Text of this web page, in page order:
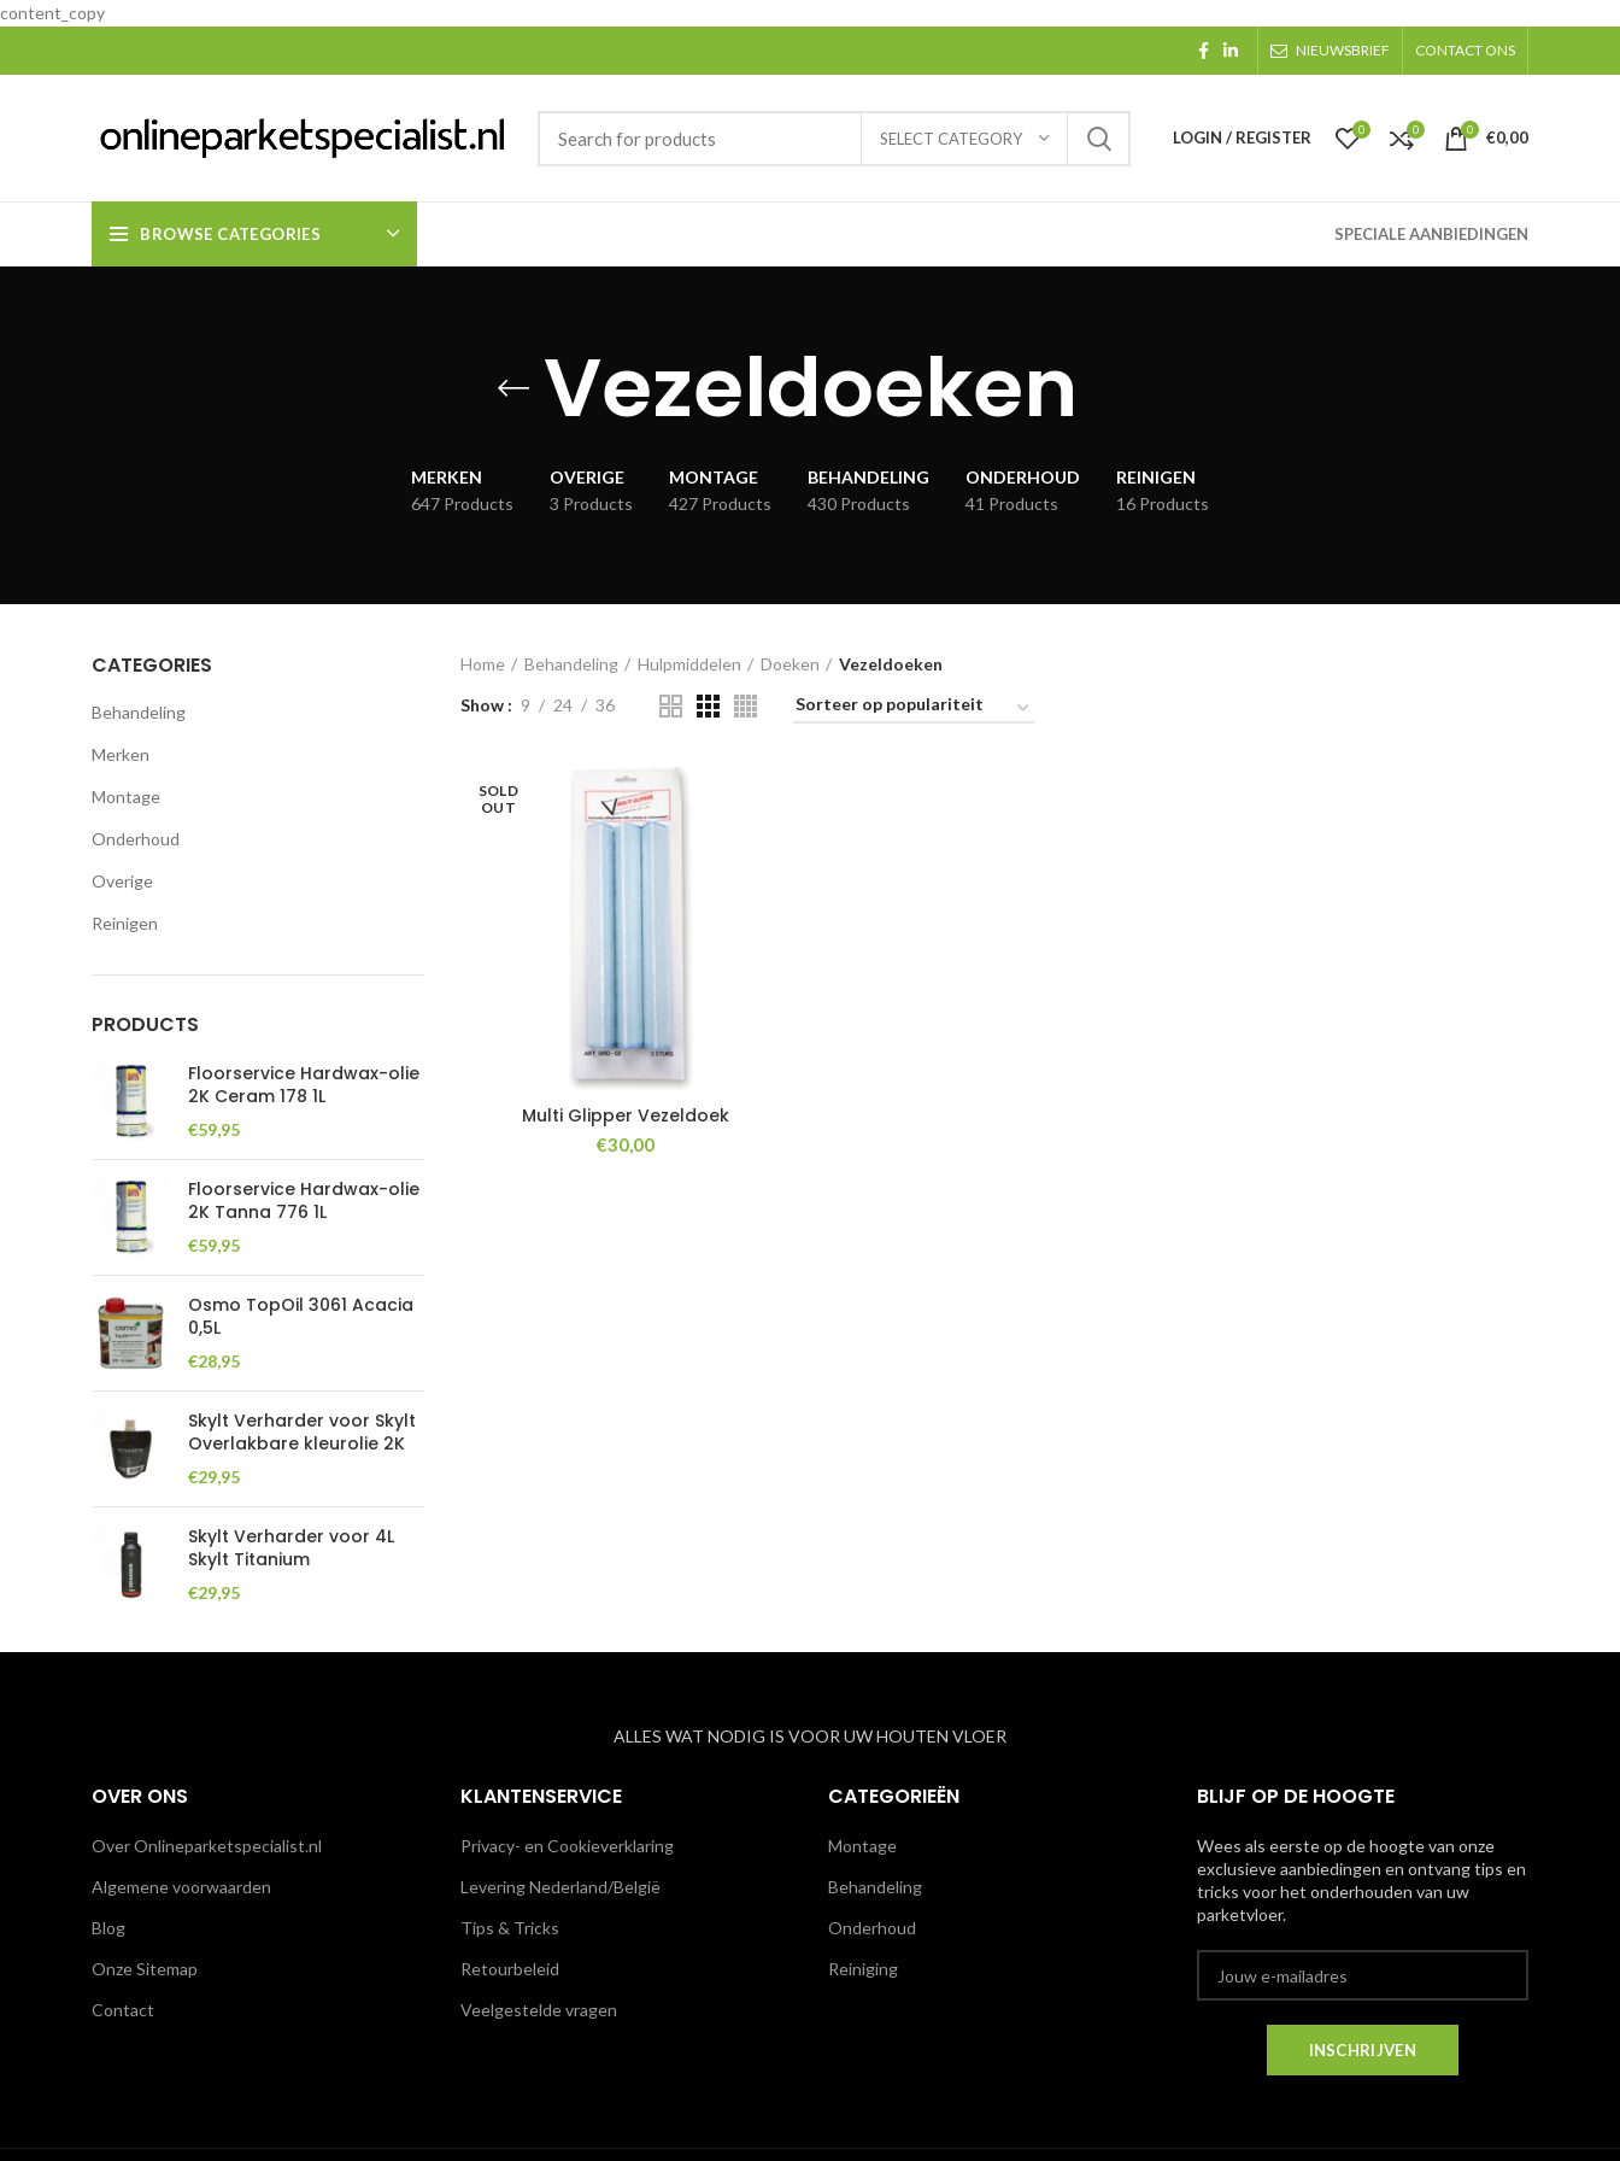
content_copy
NIEUWSBRIEF CONTACT ONS
SELECT CATEGORY LOGIN / REGISTER 0 0 0 €0,00
BROWSE CATEGORIES SPECIALE AANBIEDINGEN
Vezeldoeken
MERKEN
647 Products
OVERIGE
3 Products
MONTAGE
427 Products
BEHANDELING
430 Products
ONDERHOUD
41 Products
REINIGEN
16 Products
CATEGORIES
Behandeling
Merken
Montage
Onderhoud
Overige
Reinigen
PRODUCTS
Floorservice Hardwax-olie
2K Ceram 178 1L
€59,95
Floorservice Hardwax-olie
2K Tanna 776 1L
€59,95
Osmo TopOil 3061 Acacia
0,5L
€28,95
Skylt Verharder voor Skylt
Overlakbare kleurolie 2K
€29,95
Skylt Verharder voor 4L
Skylt Titanium
€29,95
Home Behandeling Hulpmiddelen Doeken
Vezeldoeken
Show
9 24 36
SOLD
OUT
Multi Glipper Vezeldoek
€30,00
ALLES WAT NODIG IS VOOR UW HOUTEN VLOER
OVER ONS
Over Onlineparketspecialist.nl
Algemene voorwaarden
Blog
Onze Sitemap
Contact
KLANTENSERVICE
Privacy- en Cookieverklaring
Levering Nederland/België
Tips & Tricks
Retourbeleid
Veelgestelde vragen
CATEGORIEËN
Montage
Behandeling
Onderhoud
Reiniging
BLIJF OP DE HOOGTE
Wees als eerste op de hoogte van onze
exclusieve aanbiedingen en ontvang tips en
tricks voor het onderhouden van uw
parketvloer.